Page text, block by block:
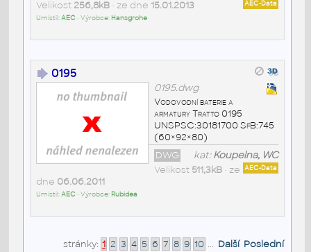
AEC-Data
Velikost 256,8kB• ze dne 15.01.2013
Umístil:AEC• Výrobce: Hansgrohe
0195
0195.dwg
Vodovodní baterie a
armatury Tratto 0195
UNSPSC:30181700 SfB:745
(60×92×80)
kat:Koupelna, WC
DWG
AEC-Data
Velikost 511,3kB• ze
dne 06.06.2011
Umístil:AEC• Výrobce: Rubidea
stránky: 1 2 3 4 5 6 7 8 9 10 ... Další Poslední